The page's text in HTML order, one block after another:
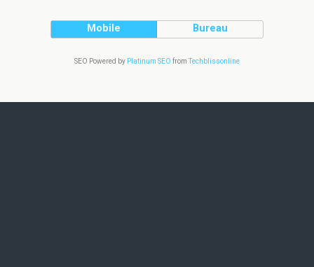
Mobile Bureau
SEO Powered by Platinum SEO fromTechblissonline